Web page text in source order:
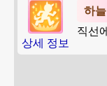
상세 정보
하
직선